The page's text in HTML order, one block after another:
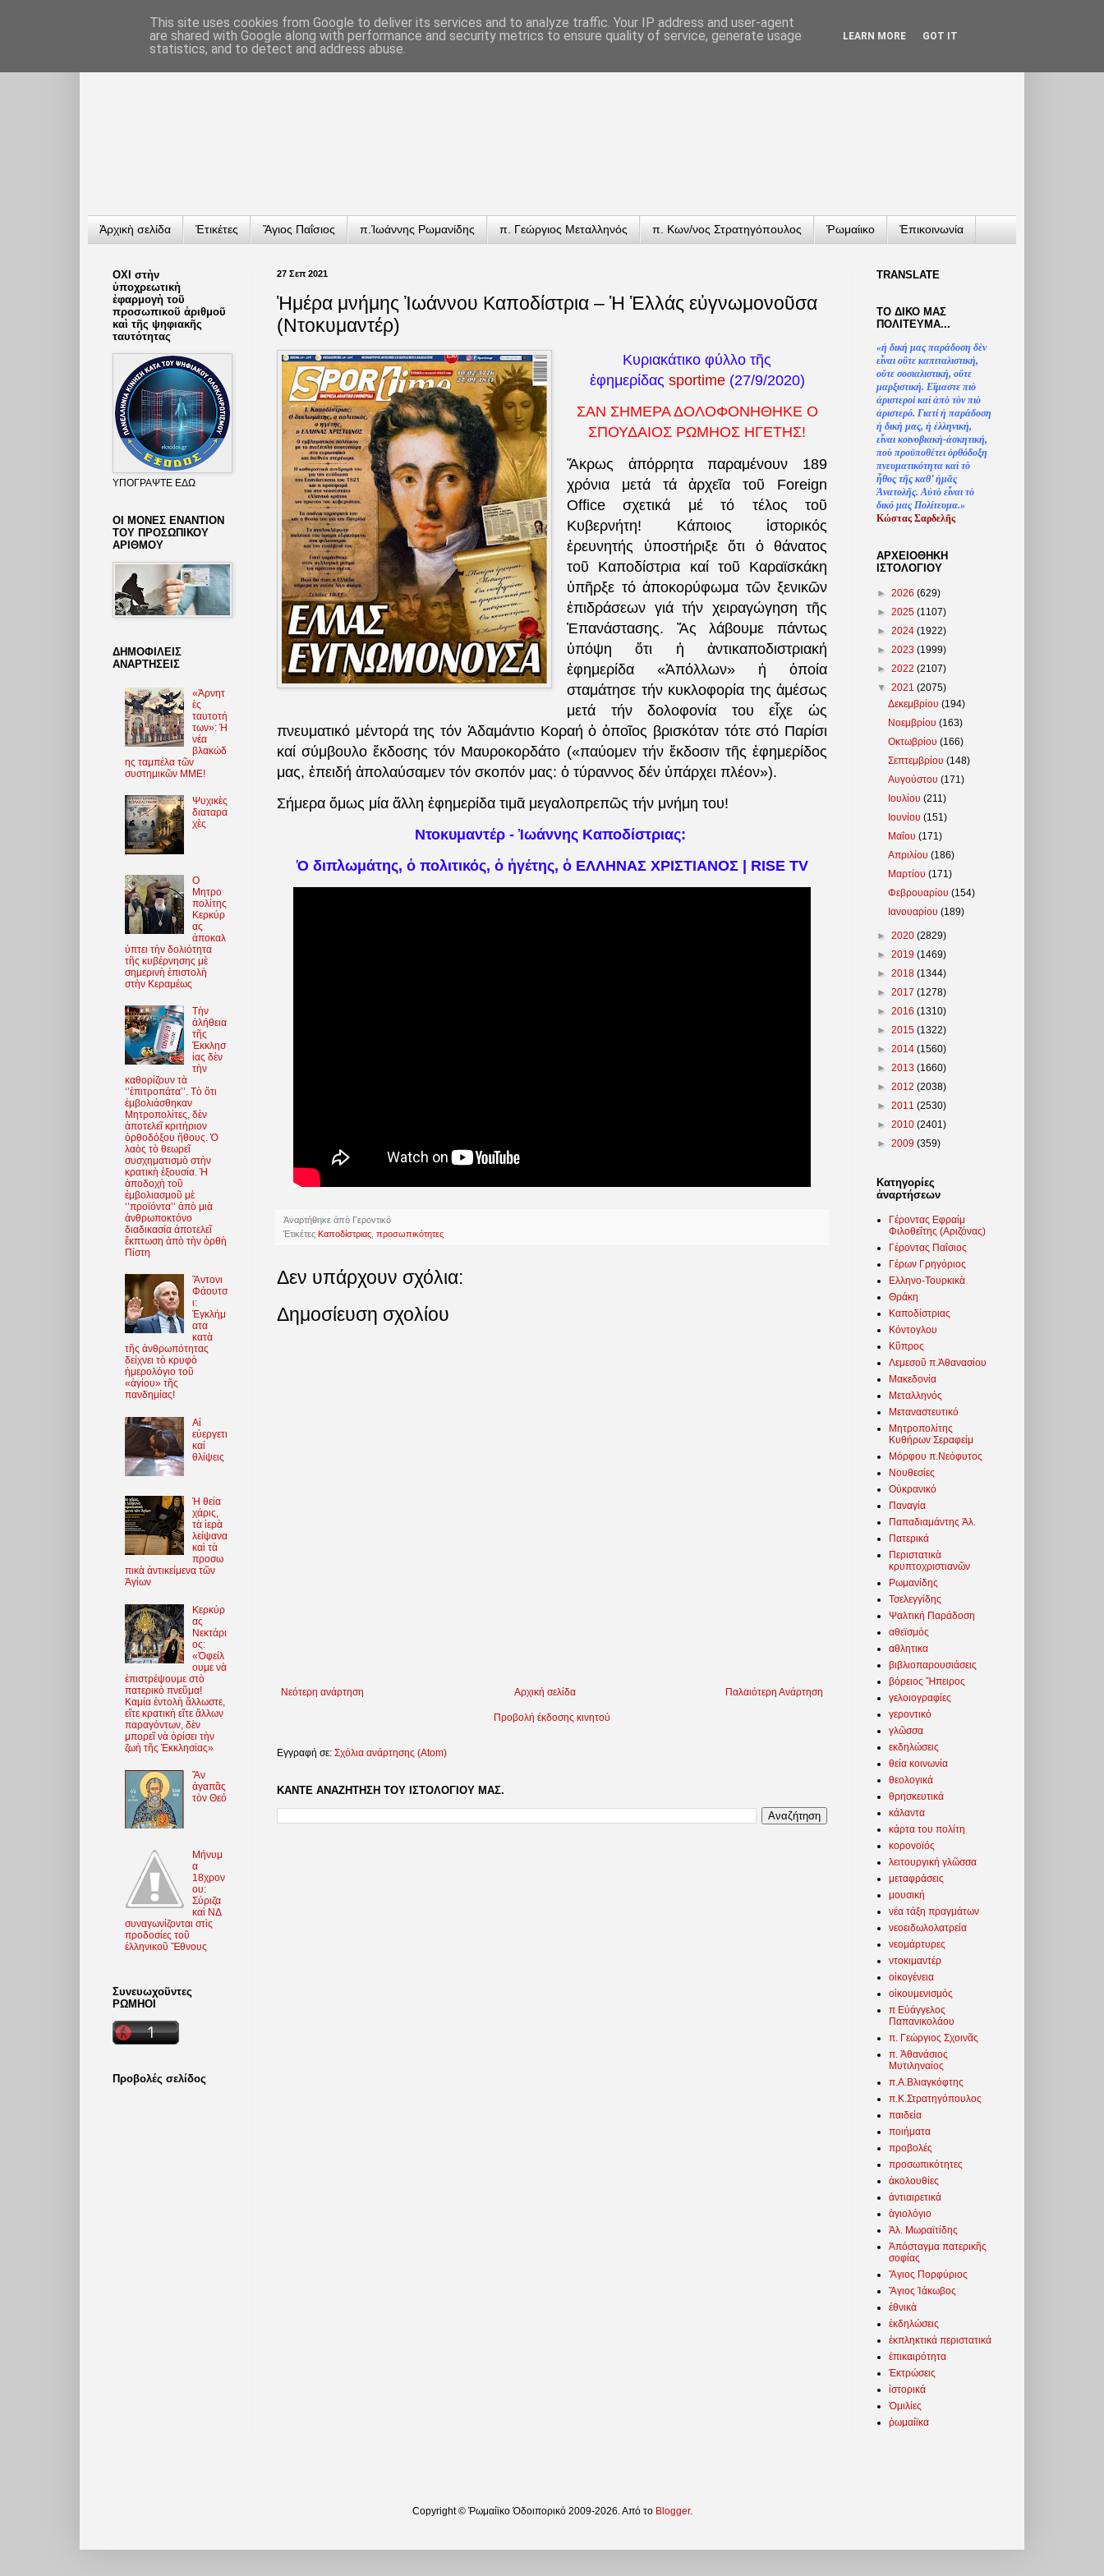
Ἀρχικὴ σελίδα Ἐτικέτες Ἅγιος Παΐσιος π.Ἰωάννης Ρωμανίδης π. Γεώργιος Μεταλληνός π. Κων/νος Στρατηγόπουλος Ῥωμαίικο Ἐπικοινωνία
27 Σεπ 2021
Ἡμέρα μνήμης Ἰωάννου Καποδίστρια – Ἡ Ἑλλάς εὐγνωμονοῦσα
(Ντοκυμαντέρ)
Κυριακάτικο φύλλο τῆς
ἐφημερίδας sportime(27/9/2020)
ΣΑΝ ΣΗΜΕΡΑ ΔΟΛΟΦΟΝΗΘΗΚΕ Ο
ΣΠΟΥΔΑΙΟΣ ΡΩΜΗΟΣ ΗΓΕΤΗΣ!
Ἄκρως ἀπόρρητα παραμένουν 189
χρόνια μετά τά ἀρχεῖα τοῦ Foreign
Office σχετικά μέ τό τέλος τοῦ
Κυβερνήτη! Κάποιος ἱστορικός
ἐρευνητής ὑποστήριξε ὅτι ὁ θάνατος
τοῦ Καποδίστρια καί τοῦ Καραϊσκάκη
ὑπῆρξε τό ἀποκορύφωμα τῶν ξενικῶν
ἐπιδράσεων γιά τήν χειραγώγηση τῆς
Ἐπανάστασης. Ἄς λάβουμε πάντως
ὑπόψη ὅτι ἡ ἀντικαποδιστριακή
ἐφημερίδα «Ἀπόλλων» ἡ ὁποία
σταμάτησε τήν κυκλοφορία της ἀμέσως
μετά τήν δολοφονία του εἶχε ὡς
πνευματικό μέντορά της τόν Ἀδαμάντιο Κοραή ὁ ὁποῖος βρισκόταν τότε στό Παρίσι
καί σύμβουλο ἔκδοσης τόν Μαυροκορδάτο («παύομεν τήν ἔκδοσιν τῆς ἐφημερίδος
μας, ἐπειδή ἀπολαύσαμεν τόν σκοπόν μας: ὁ τύραννος δέν ὑπάρχει πλέον»).
Σήμερα ὅμως μία ἄλλη ἐφημερίδα τιμᾶ μεγαλοπρεπῶς τήν μνήμη του!
Ντοκυμαντέρ - Ἰωάννης Καποδίστριας:
Ὁ διπλωμάτης, ὁ πολιτικός, ὁ ἡγέτης, ὁ ΕΛΛΗΝΑΣ ΧΡΙΣΤΙΑΝΟΣ | RISE TV
Ἀναρτήθηκε ἀπὸ Γεροντικό
Ἐτικέτες Καποδίστριας προσωπικότητες
Δεν υπάρχουν σχόλια:
Δημοσίευση σχολίου
Νεότερη ανάρτηση Παλαιότερη Ανάρτηση
Αρχική σελίδα
Προβολή έκδοσης κινητού
Εγγραφή σε: Σχόλια ανάρτησης (Atom)
ΚΑΝΤΕ ΑΝΑΖΗΤΗΣΗ ΤΟΥ ΙΣΤΟΛΟΓΙΟΥ ΜΑΣ.
ΟΧΙ στὴν
ὑποχρεωτικὴ
ἐφαρμογὴ τοῦ
προσωπικοῦ ἀριθμοῦ
καὶ τῆς ψηφιακῆς
ταυτότητας
ΥΠΟΓΡΑΨΤΕ ΕΔΩ
ΟΙ ΜΟΝΕΣ ΕΝΑΝΤΙΟΝ
ΤΟΥ ΠΡΟΣΩΠΙΚΟΥ
ΑΡΙΘΜΟΥ
ΔΗΜΟΦΙΛΕΙΣ
ΑΝΑΡΤΗΣΕΙΣ
«Ἀρνητ
ὲς
ταυτοτή
των»: Ἡ
νέα
βλακώδ
ης ταμπέλα τῶν
συστημικῶν ΜΜΕ!
Ψυχικὲς
διαταρα
χὲς
O
Μητρο
πολίτης
Κερκύρ
ας
ἀποκαλ
ύπτει τὴν δολιότητα
τῆς κυβέρνησης μὲ
σημερινὴ ἐπιστολὴ
στὴν Κεραμέως
Τὴν
ἀλήθεια
τῆς
Ἐκκλησ
ίας δὲν
τὴν
καθορίζουν τὰ
‘’ἐπιτροπάτα’’. Τὸ ὅτι
ἐμβολιάσθηκαν
Μητροπολίτες, δὲν
ἀποτελεῖ κριτήριον
ὀρθοδόξου ἤθους. Ὁ
λαὸς τὸ θεωρεῖ
συσχηματισμὸ στὴν
κρατικὴ ἐξουσία. Ἡ
ἀποδοχὴ τοῦ
ἐμβολιασμοῦ μὲ
‘’προϊόντα’’ ἀπὸ μιὰ
ἀνθρωποκτόνο
διαδικασία ἀποτελεῖ
ἔκπτωση ἀπὸ τὴν ὀρθὴ
Πίστη
Ἄντονι
Φάουτσ
ι:
Ἐγκλήμ
ατα
κατὰ
τῆς ἀνθρωπότητας
δείχνει τὸ κρυφὸ
ἡμερολόγιο τοῦ
«ἁγίου» τῆς
πανδημίας!
Αἱ
εὐεργετι
καί
θλίψεις
Ἡ θεία
χάρις,
τὰ ἱερὰ
λείψανα
καὶ τὰ
προσω
πικὰ ἀντικείμενα τῶν
Ἁγίων
Κερκύρ
ας
Νεκτάρι
ος:
«Ὀφείλ
ουμε νὰ
ἐπιστρέψουμε στὸ
πατερικὸ πνεῦμα!
Καμία ἐντολὴ ἄλλωστε,
εἴτε κρατικὴ εἴτε ἄλλων
παραγόντων, δὲν
μπορεῖ νὰ ὁρίσει τὴν
ζωὴ τῆς Ἐκκλησίας»
Ἄν
ἀγαπᾶς
τὸν Θεό
Μήνυμ
α
18χρον
ου:
Σύριζα
καὶ ΝΔ
συναγωνίζονται στὶς
προδοσίες τοῦ
ἑλληνικοῦ Ἔθνους
Συνευωχοῦντες
ΡΩΜΗΟΙ
Προβολές σελίδος
TRANSLATΕ
ΤΟ ΔΙΚΟ ΜΑΣ
ΠΟΛΙΤΕΥΜΑ...
«ἡ δική μας παράδοση δὲν
εἶναι οὔτε καπιταλιστική,
οὔτε σοσιαλιστική, οὔτε
μαρξιστική. Εἴμαστε πιὸ
ἀριστεροὶ καὶ ἀπὸ τὸν πιὸ
ἀριστερό. Γιατίἡ παράδοση
ἡ δική μας, ἡ ἑλληνική,
εἶναι κοινοβιακὴ-ἀσκητική,
ποὺ προϋποθέτει ὀρθόδοξη
πνευματικότητα καὶ τὸ
ἦθος τῆς καθ’ἠμᾶς
Ἀνατολῆς. Αὐτὸ εἶναι τὸ
δικό μας Πολίτευμα.»
Κώστας Σαρδελῆς
ΑΡΧΕΙΟΘΗΚΗ
ΙΣΤΟΛΟΓΙΟΥ
► 2026 (629)
► 2025 (1107)
► 2024 (1922)
► 2023 (1999)
► 2022 (2107)
▼ 2021 (2075)
Δεκεμβρίου(194)
Νοεμβρίου(163)
Οκτωβρίου(166)
Σεπτεμβρίου(148)
Αυγούστου(171)
Ιουλίου(211)
Ιουνίου(151)
Μαΐου(171)
Απριλίου(186)
Μαρτίου(171)
Φεβρουαρίου(154)
Ιανουαρίου(189)
► 2020 (2829)
► 2019 (1469)
► 2018 (1344)
► 2017 (1278)
► 2016 (1310)
► 2015 (1322)
► 2014 (1560)
► 2013 (1660)
► 2012 (2038)
► 2011 (2530)
► 2010 (2401)
► 2009 (359)
Κατηγορίες
ἀναρτήσεων
Γέροντας Εφραίμ
Φιλοθεΐτης (Αριζόνας)
Γέροντας Παΐσιος
Γέρων Γρηγόριος
Ελληνο-Τουρκικὰ
Θράκη
Καποδίστριας
Κόντογλου
Κῦπρος
Λεμεσοῦ π.Ἀθανασίου
Μακεδονία
Μεταλληνός
Μεταναστευτικό
Μητροπολίτης
Κυθήρων Σεραφείμ
Μόρφου π.Νεόφυτος
Νουθεσίες
Οὐκρανικό
Παναγία
Παπαδιαμάντης Ἀλ.
Πατερικά
Περιστατικὰ
κρυπτοχριστιανῶν
Ρωμανίδης
Τσελεγγίδης
Ψαλτική Παράδοση
αθεϊσμός
αθλητικα
βιβλιοπαρουσιάσεις
βόρειος Ἤπειρος
γελοιογραφίες
γεροντικό
γλῶσσα
εκδηλώσεις
θεία κοινωνία
θεολογικά
θρησκευτικά
κάλαντα
κάρτα του πολίτη
κορονοϊός
λειτουργική γλῶσσα
μεταφράσεις
μουσική
νέα τάξη πραγμάτων
νεοειδωλολατρεία
νεομάρτυρες
ντοκιμαντέρ
οἰκογένεια
οἰκουμενισμός
π Εὐάγγελος
Παπανικολάου
π. Γεώργιος Σχοινᾶς
π. Ἀθανάσιος
Μυτιληναίος
π.Α.Βλιαγκόφτης
π.Κ.Στρατηγόπουλος
παιδεία
ποιήματα
προβολές
προσωπικότητες
ἀκολουθίες
ἀντιαιρετικά
ἁγιολόγιο
Ἀλ. Μωραϊτίδης
Ἀπόσταγμα πατερικῆς
σοφίας
Ἅγιος Πορφύριος
Ἅγιος Ἰάκωβος
ἐθνικὰ
ἐκδηλώσεις
ἐκπληκτικά περιστατικά
ἐπικαιρότητα
Ἐκτρώσεις
ἱστορικά
Ὁμιλίες
ῥωμαίϊκα
Copyright © Ῥωμαίϊκο Ὁδοιπορικό 2009-2026. Από το Blogger.
This site uses cookies from Google to deliver its services and to analyze traffic. Your IP address and user-agent
are shared with Google along with performance and security metrics to ensure quality of service, generate usage
statistics, and to detect and address abuse.
LEARN MORE GOT IT